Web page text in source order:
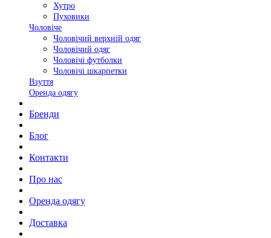
Хутро
Пуховики
Чоловіче
Чоловічий верхній одяг
Чоловічий одяг
Чоловічі футболки
Чоловічі шкарпетки
Взуття
Оренда одягу
Бренди
Блог
Контакти
Про нас
Оренда одягу
Доставка